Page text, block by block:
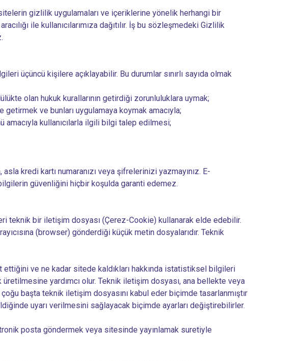
gizlilik uygulamaları ve içeriklerine yönelik herhangi bir
ile kullanıcılarımıza dağıtılır. İş bu sözleşmedeki Gizlilik
üçüncü kişilere açıklayabilir. Bu durumlar sınırlı sayıda olmak
olan hukuk kurallarının getirdiği zorunluluklara uymak;
ve bunları uygulamaya koymak amacıyla;
amacıyla kullanıcılarla ilgili bilgi talep edilmesi;
kredi kartı numaranızı veya şifrelerinizi yazmayınız. E-
güvenliğini hiçbir koşulda garanti edemez.
teknik bir iletişim dosyası (Çerez-Cookie) kullanarak elde edebilir.
(browser) gönderdiği küçük metin dosyalarıdır. Teknik
ve ne kadar sitede kaldıkları hakkında istatistiksel bilgileri
yardımcı olur. Teknik iletişim dosyası, ana bellekte veya
başta teknik iletişim dosyasını kabul eder biçimde tasarlanmıştır
uyarı verilmesini sağlayacak biçimde ayarları değiştirebilirler.
posta göndermek veya sitesinde yayınlamak suretiyle